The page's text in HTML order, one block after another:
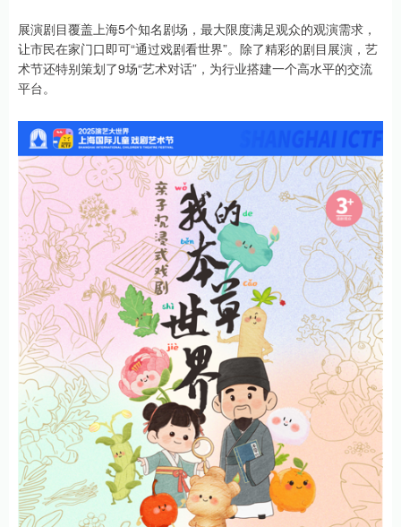
展演剧目覆盖上海5个知名剧场，最大限度满足观众的观演需求，
让市民在家门口即可“通过戏剧看世界”。除了精彩的剧目展演，艺
术节还特别策划了9场“艺术对话”，为行业搭建一个高水平的交流
平台。